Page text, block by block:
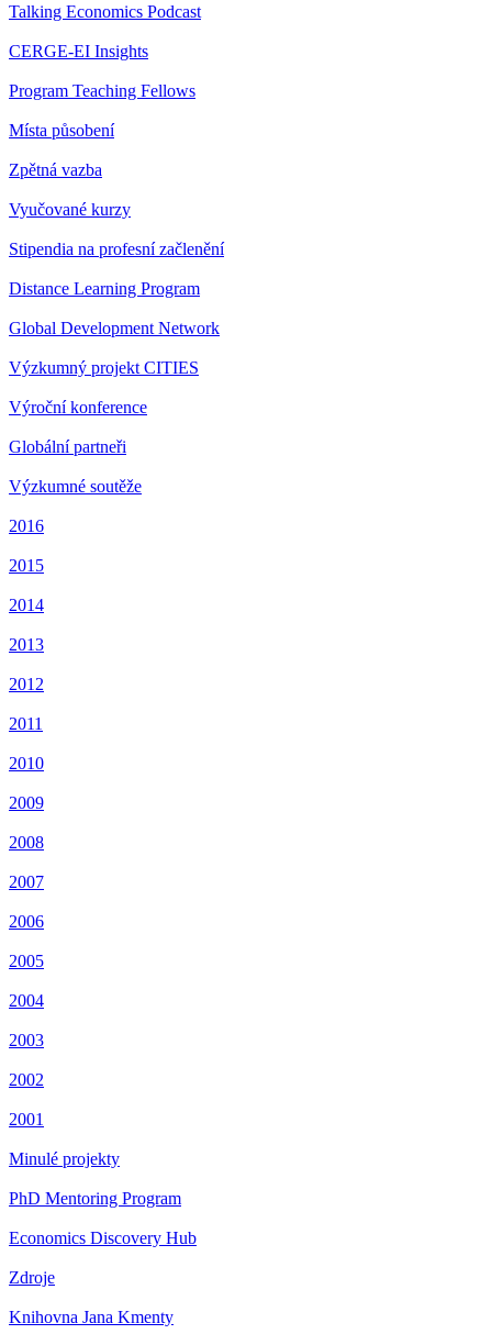
Talking Economics Podcast
CERGE-EI Insights
Program Teaching Fellows
Místa působení
Zpětná vazba
Vyučované kurzy
Stipendia na profesní začlenění
Distance Learning Program
Global Development Network
Výzkumný projekt CITIES
Výroční konference
Globální partneři
Výzkumné soutěže
2016
2015
2014
2013
2012
2011
2010
2009
2008
2007
2006
2005
2004
2003
2002
2001
Minulé projekty
PhD Mentoring Program
Economics Discovery Hub
Zdroje
Knihovna Jana Kmenty